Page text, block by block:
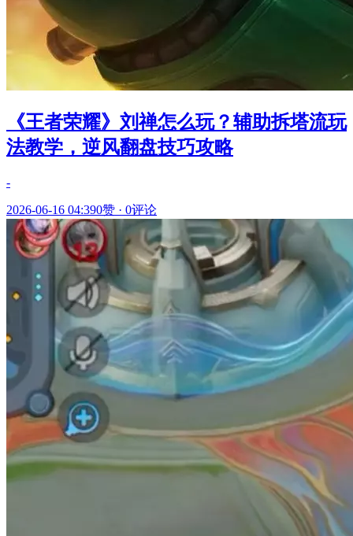
《王者荣耀》刘禅怎么玩？辅助拆塔流玩
法教学，逆风翻盘技巧攻略
-
2026-06-16 04:390赞 · 0评论